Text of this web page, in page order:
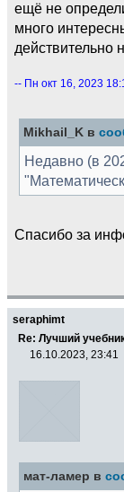
ещё не
много
действительно
-- Пн окт 16, 2023
Mikhail_K в
Недавно (в
Спасибо за
seraphimt
Re: Лучший
16.10.2023, 23:41
мат-ламер в